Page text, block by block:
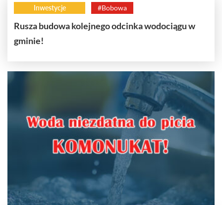
Inwestycje #Bobowa
Rusza budowa kolejnego odcinka wodociągu w
gminie!